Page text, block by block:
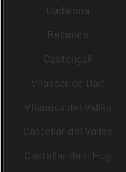
Badalona
Rellinars
Castellgalí
Vilassar de Dalt
Vilanova del Vallès
Castellar del Vallès
Castellar de n´Hug